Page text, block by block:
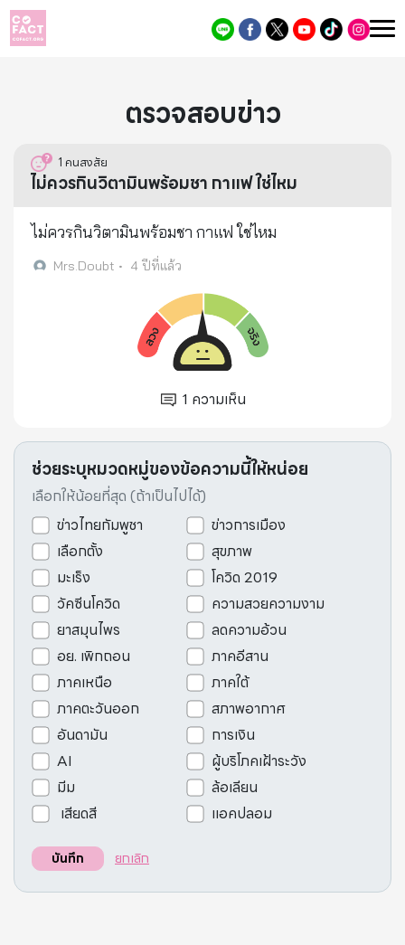
ตรวจสอบข่าว
1 คนสงสัย
ไม่ควรกินวิตามินพร้อมชา กาแฟ ใช่ไหม
ไม่ควรกินวิตามินพร้อมชา กาแฟ ใช่ไหม
Mrs.Doubt • 4 ปีที่แล้ว
1 ความเห็น
ช่วยระบุหมวดหมู่ของข้อความนี้ให้หน่อย
เลือกให้น้อยที่สุด (ถ้าเป็นไปได้)
ข่าวไทยกัมพูชา
ข่าวการเมือง
เลือกตั้ง
สุขภาพ
มะเร็ง
โควิด 2019
วัคซีนโควิด
ความสวยความงาม
ยาสมุนไพร
ลดความอ้วน
อย. เพิกถอน
ภาคอีสาน
ภาคเหนือ
ภาคใต้
ภาคตะวันออก
สภาพอากาศ
อันดามัน
การเงิน
AI
ผู้บริโภคเฝ้าระวัง
มีม
ล้อเลียน
เสียดสี
แอคปลอม
บันทึก ยกเลิก